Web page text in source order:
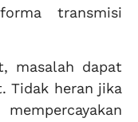
transmisi
masalah dapat
Tidak heran jika